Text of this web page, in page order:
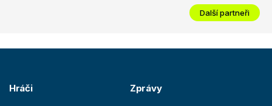
Další partneři
Hráči Zprávy